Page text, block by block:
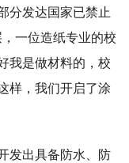
分发达国家已禁止
一位造纸专业的校
我是做材料的，校
样，我们开启了涂
发出具备防水、防